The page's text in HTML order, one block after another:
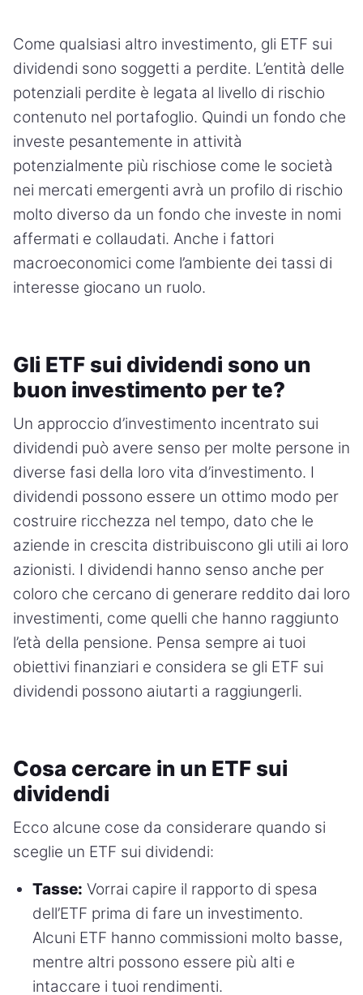
Come qualsiasi altro investimento, gli ETF sui
dividendi sono soggetti a perdite. L’entità delle
potenziali perdite è legata al livello di rischio
contenuto nel portafoglio. Quindi un fondo che
investe pesantemente in attività
potenzialmente più rischiose come le società
nei mercati emergenti avrà un profilo di rischio
molto diverso da un fondo che investe in nomi
affermati e collaudati. Anche i fattori
macroeconomici come l’ambiente dei tassi di
interesse giocano un ruolo.
Gli ETF sui dividendi sono un
buon investimento per te?
Un approccio d’investimento incentrato sui
dividendi può avere senso per molte persone in
diverse fasi della loro vita d’investimento. I
dividendi possono essere un ottimo modo per
costruire ricchezza nel tempo, dato che le
aziende in crescita distribuiscono gli utili ai loro
azionisti. I dividendi hanno senso anche per
coloro che cercano di generare reddito dai loro
investimenti, come quelli che hanno raggiunto
l’età della pensione. Pensa sempre ai tuoi
obiettivi finanziari e considera se gli ETF sui
dividendi possono aiutarti a raggiungerli.
Cosa cercare in un ETF sui
dividendi
Ecco alcune cose da considerare quando si
sceglie un ETF sui dividendi:
Tasse: Vorrai capire il rapporto di spesa
dell’ETF prima di fare un investimento.
Alcuni ETF hanno commissioni molto basse,
mentre altri possono essere più alti e
intaccare i tuoi rendimenti.